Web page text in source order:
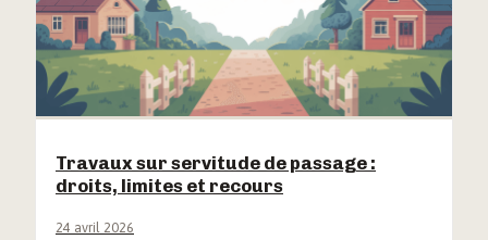
Travaux sur servitude de passage :
droits, limites et recours
24 avril 2026